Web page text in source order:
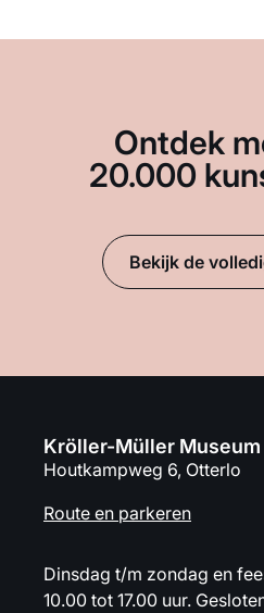
Ontdek
20.000
Bekijk de
Kröller-Müller Museum
Houtkampweg 6, Otterlo
Route en parkeren
Dinsdag t/m zondag en
10.00 tot 17.00 uur.